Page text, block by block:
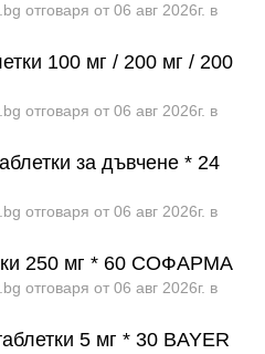
отговаря от 06 авг 2026г. в
100 мг / 200 мг / 200
отговаря от 06 авг 2026г. в
за дъвчене * 24
отговаря от 06 авг 2026г. в
250 мг * 60 СОФАРМА
отговаря от 06 авг 2026г. в
5 мг * 30 BAYER